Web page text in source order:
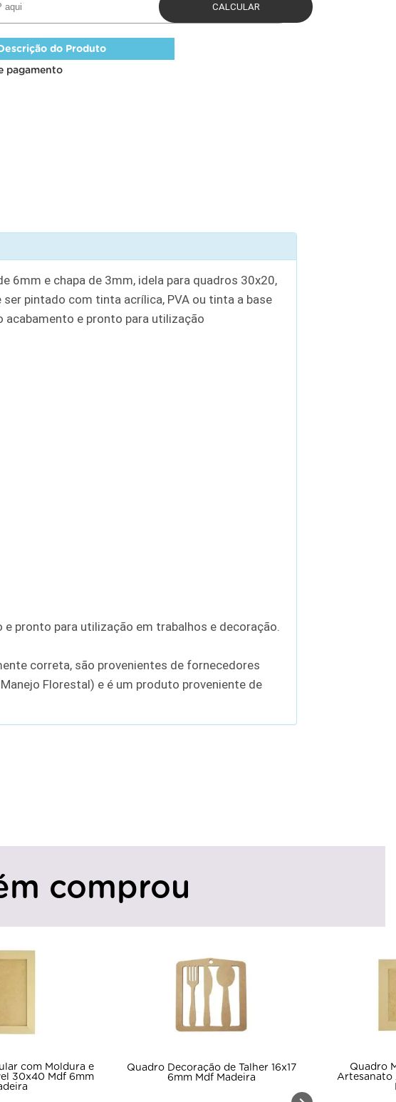
do Produto
pagamento
6mm e chapa de 3mm, idela para quadros 30x20,
pintado com tinta acrílica, PVA ou tinta a base
acabamento e pronto para utilização
pronto para utilização em trabalhos e decoração.
correta, são provenientes de fornecedores
Florestal) e é um produto proveniente de
comprou
e
6mm
Quadro Decoração de Talher 16x17
6mm Mdf Madeira
Quadro Moldura
Artesanato 20x20